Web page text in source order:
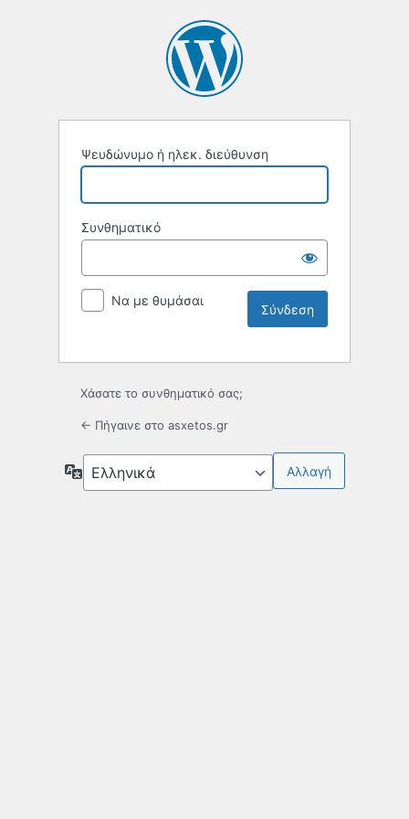
Ψευδώνυμο ή ηλεκ. διεύθυνση
Συνθηματικό
Να με θυμάσαι
Χάσατε το συνθηματικό σας;
← Πήγαινε στο asxetos.gr
Γλώσσα